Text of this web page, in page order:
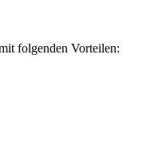
folgenden Vorteilen: